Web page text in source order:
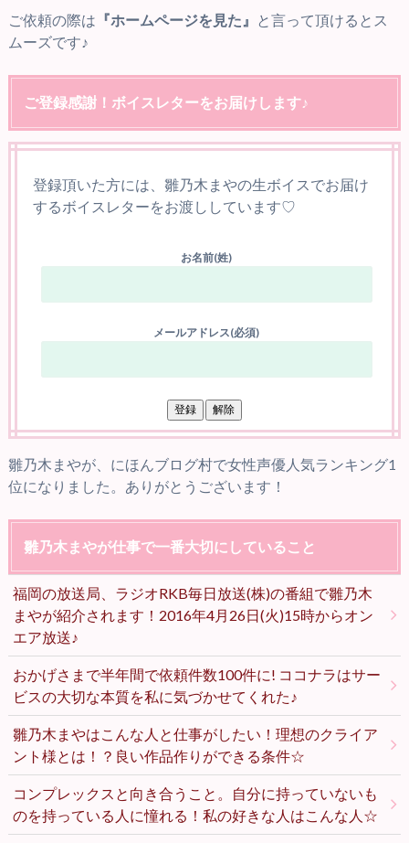
ご依頼の際は 『ホームページを見た』
と言って頂けるとス
ムーズです♪
ご登録感謝！ボイスレターをお届けします♪
登録頂いた方には、雛乃木まやの生ボイスでお届け
するボイスレターをお渡ししています♡
お名前(姓)
メールアドレス(必須)
雛乃木まやが、にほんブログ村で女性声優人気ランキング1
位になりました。ありがとうございます！
雛乃木まやが仕事で一番大切にしていること
福岡の放送局、ラジオRKB毎日放送(株)の番組で雛乃木
まやが紹介されます！2016年4月26日(火)15時からオン
エア放送♪
おかげさまで半年間で依頼件数100件に! ココナラはサー
ビスの大切な本質を私に気づかせてくれた♪
雛乃木まやはこんな人と仕事がしたい！理想のクライア
ント様とは！？良い作品作りができる条件☆
コンプレックスと向き合うこと。自分に持っていないも
のを持っている人に憧れる！私の好きな人はこんな人☆